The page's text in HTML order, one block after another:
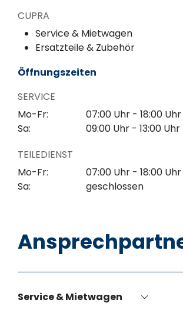
CUPRA
Service & Mietwagen
Ersatzteile & Zubehör
Öffnungszeiten
SERVICE
Mo-Fr:
07:00 Uhr - 18:00 Uhr
Sa:
09:00 Uhr - 13:00 Uhr
TEILEDIENST
Mo-Fr:
07:00 Uhr - 18:00 Uhr
Sa:
geschlossen
Service & Mietwagen